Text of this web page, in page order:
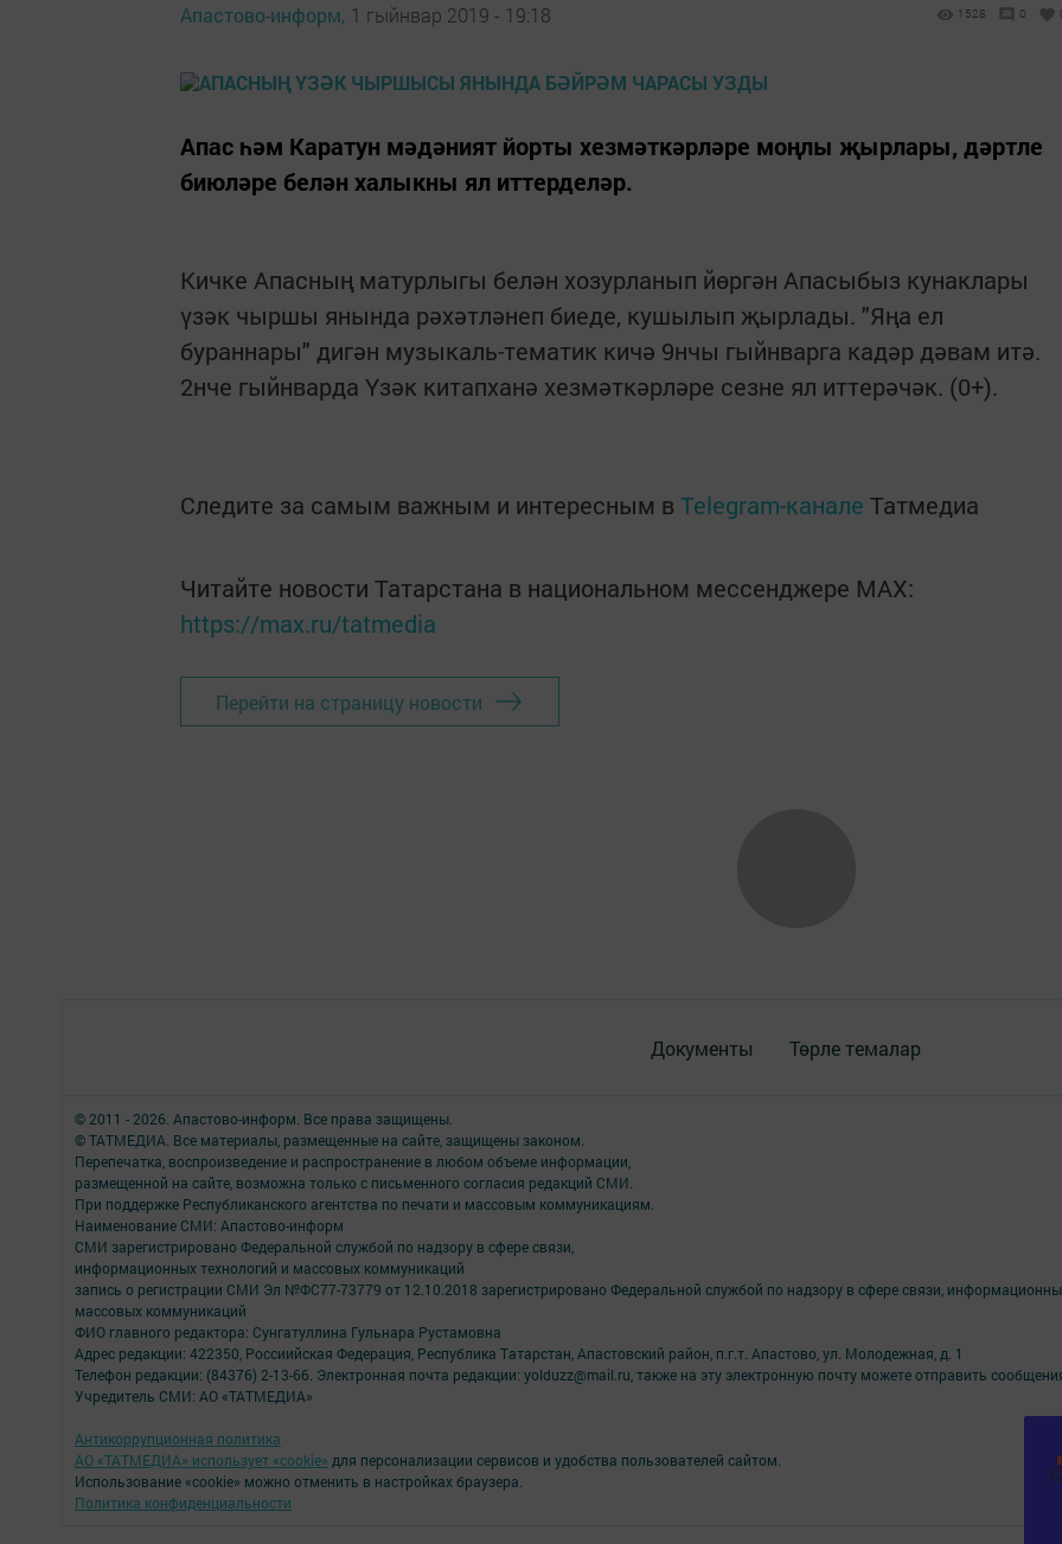
Апастово-информ, 1 гыйнвар 2019 - 19:18 1528 0
Апас һәм Каратун мәдәният йорты хезмәткәрләре моңлы җырлары, дәртле
биюләре белән халыкны ял иттерделәр.
Кичке Апасның матурлыгы белән хозурланып йөргән Апасыбыз кунаклары
үзәк чыршы янында рәхәтләнеп биеде, кушылып җырлады. "Яңа ел
бураннары" дигән музыкаль-тематик кичә 9нчы гыйнварга кадәр дәвам итә.
2нче гыйнварда Үзәк китапханә хезмәткәрләре сезне ял иттерәчәк. (0+).
Следите за самым важным и интересным в Telegram-канале Татмедиа
Читайте новости Татарстана в национальном мессенджере MАХ:
https://max.ru/tatmedia
Перейти на страницу новости
Документы Төрле темалар
© 2011 - 2026. Апастово-информ. Все права защищены.
© ТАТМЕДИА. Все материалы, размещенные на сайте, защищены законом.
Перепечатка, воспроизведение и распространение в любом объеме информации,
размещенной на сайте, возможна только с письменного согласия редакций СМИ.
При поддержке Республиканского агентства по печати и массовым коммуникациям.
Наименование СМИ: Апастово-информ
СМИ зарегистрировано Федеральной службой по надзору в сфере связи,
информационных технологий и массовых коммуникаций
запись о регистрации СМИ Эл №ФС77-73779 от 12.10.2018 зарегистрировано Федеральной службой по надзору в сфере связи,
массовых коммуникаций
ФИО главного редактора: Сунгатуллина Гульнара Рустамовна
Адрес редакции: 422350, Россиийская Федерация, Республика Татарстан, Апастовский район, п.г.т. Апастово, ул. Молодежная, д. 1
Телефон редакции: (84376) 2-13-66. Электронная почта редакции: yolduzz@mail.ru, также на эту электронную почту можете отправить
Учредитель СМИ: АО «ТАТМЕДИА»
Антикоррупционная политика
АО «ТАТМЕДИА» использует «cookie» для персонализации сервисов и удобства пользователей сайтом.
Использование «cookie» можно отменить в настройках браузера.
Политика конфиденциальности